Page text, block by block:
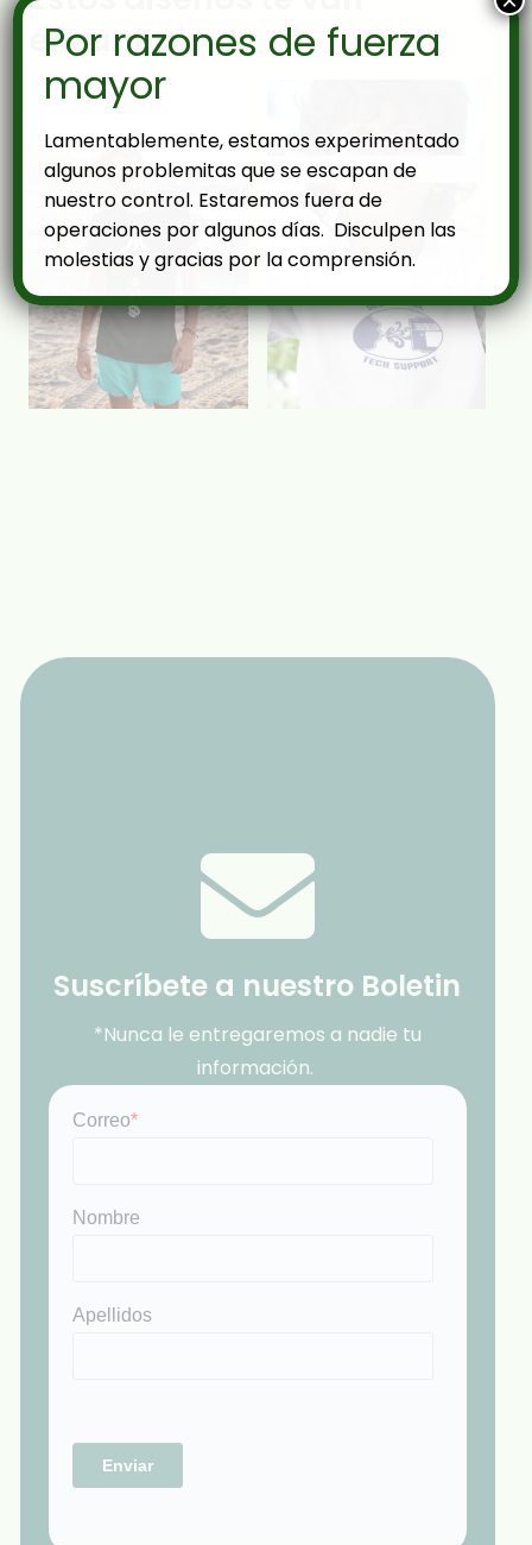
encantar
Suscríbete a nuestro Boletin
*Nunca le entregaremos a nadie tu
información.
Por razones de fuerza
mayor
Lamentablemente, estamos experimentado
algunos problemitas que se escapan de
nuestro control. Estaremos fuera de
operaciones por algunos días. Disculpen las
molestias y gracias por la comprensión.